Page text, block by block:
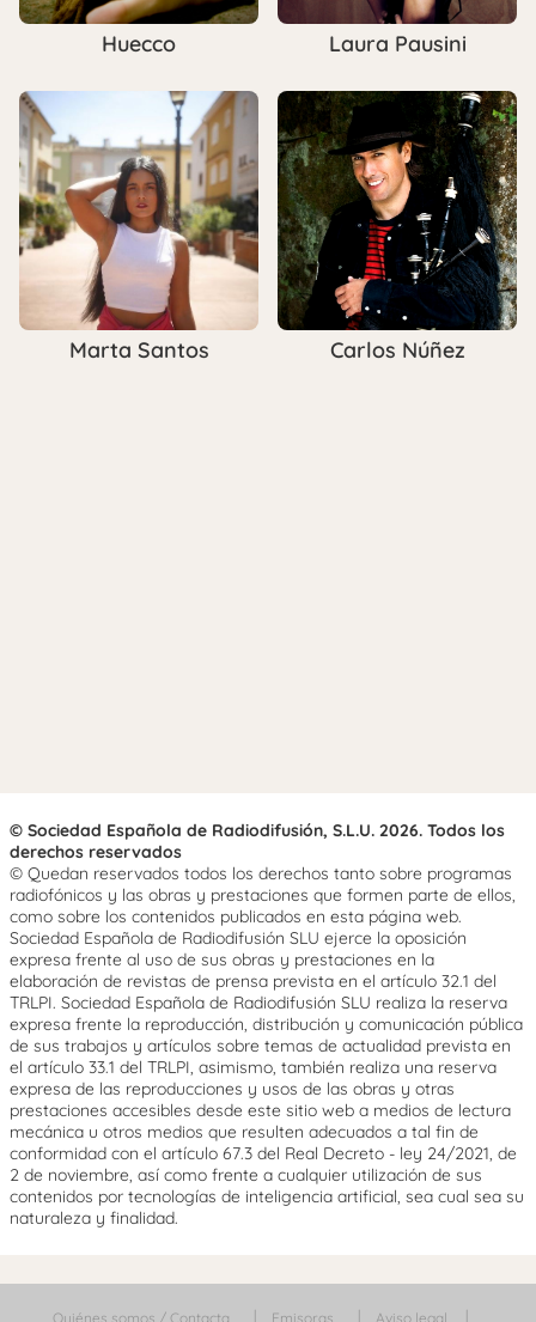
Huecco Laura Pausini
Marta Santos Carlos Núñez
© Sociedad Española de Radiodifusión, S.L.U. 2026. Todos los
derechos reservados
© Quedan reservados todos los derechos tanto sobre programas
radiofónicos y las obras y prestaciones que formen parte de ellos,
como sobre los contenidos publicados en esta página web.
Sociedad Española de Radiodifusión SLU ejerce la oposición
expresa frente al uso de sus obras y prestaciones en la
elaboración de revistas de prensa prevista en el artículo 32.1 del
TRLPI. Sociedad Española de Radiodifusión SLU realiza la reserva
expresa frente la reproducción, distribución y comunicación pública
de sus trabajos y artículos sobre temas de actualidad prevista en
el artículo 33.1 del TRLPI, asimismo, también realiza una reserva
expresa de las reproducciones y usos de las obras y otras
prestaciones accesibles desde este sitio web a medios de lectura
mecánica u otros medios que resulten adecuados a tal fin de
conformidad con el artículo 67.3 del Real Decreto - ley 24/2021, de
2 de noviembre, así como frente a cualquier utilización de sus
contenidos por tecnologías de inteligencia artificial, sea cual sea su
naturaleza y finalidad.
Quiénes somos / Contacta Emisoras Aviso legal